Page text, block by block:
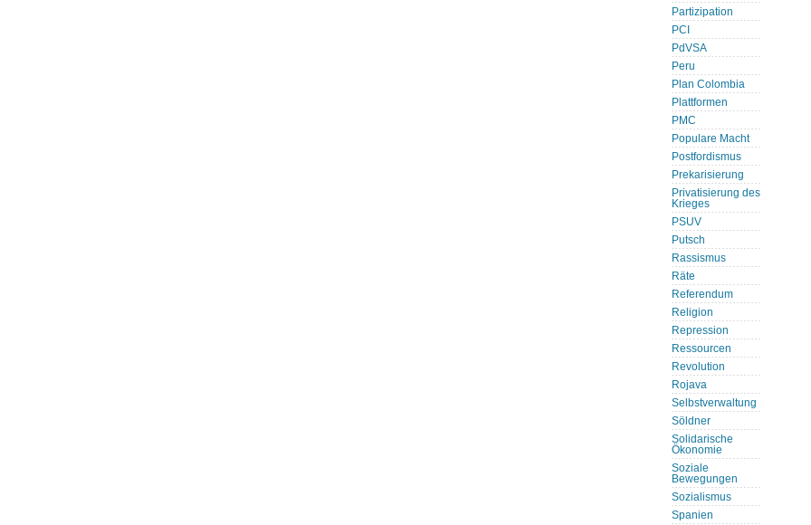
Partizipation
PCI
PdVSA
Peru
Plan Colombia
Plattformen
PMC
Populare Macht
Postfordismus
Prekarisierung
Privatisierung des
Krieges
PSUV
Putsch
Rassismus
Räte
Referendum
Religion
Repression
Ressourcen
Revolution
Rojava
Selbstverwaltung
Söldner
Solidarische
Ökonomie
Soziale
Bewegungen
Sozialismus
Spanien